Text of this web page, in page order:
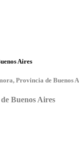
Aires
Provincia de Buenos
Buenos Aires